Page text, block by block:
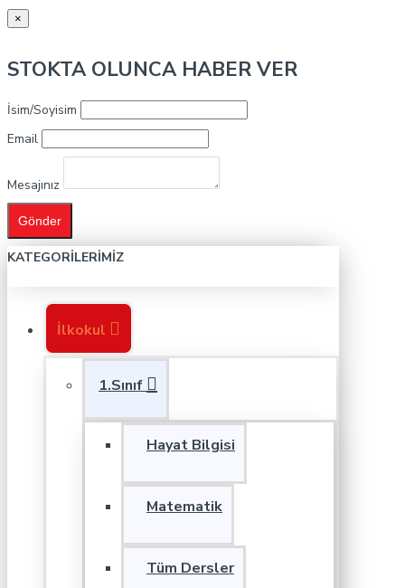
×
STOKTA OLUNCA HABER VER
İsim/Soyisim
Email
Mesajınız
Gönder
KATEGORILERIMIZ
İlkokul
1.Sınıf
Hayat Bilgisi
Matematik
Tüm Dersler